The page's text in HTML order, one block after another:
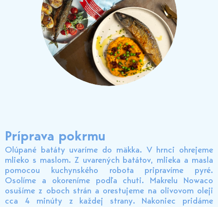
Príprava pokrmu
Olúpané batáty uvaríme do mäkka. V hrnci ohrejeme
mlieko s maslom. Z uvarených batátov, mlieka a masla
pomocou kuchynského robota pripravíme pyré.
Osolíme a okoreníme podľa chuti. Makrelu Nowaco
osušíme z oboch strán a orestujeme na olivovom oleji
cca 4 minúty z každej strany. Nakoniec pridáme